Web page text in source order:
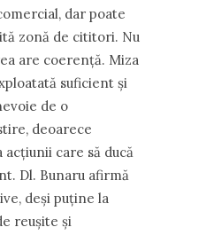
dar poate
zonă de cititori. Nu
are coerenţă. Miza
suficient şi
de o
deoarece
care să ducă
Dl. Bunaru afirmă
deşi puţine la
reuşite şi